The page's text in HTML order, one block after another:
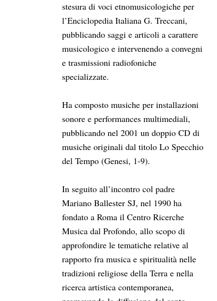
stesura di voci etnomusicologiche per
l’Enciclopedia Italiana G. Treccani,
pubblicando saggi e articoli a carattere
musicologico e intervenendo a convegni
e trasmissioni radiofoniche
specializzate.
Ha composto musiche per installazioni
sonore e performances multimediali,
pubblicando nel 2001 un doppio CD di
musiche originali dal titolo Lo Specchio
del Tempo (Genesi, 1-9).
In seguito all’incontro col padre
Mariano Ballester SJ, nel 1990 ha
fondato a Roma il Centro Ricerche
Musica dal Profondo, allo scopo di
approfondire le tematiche relative al
rapporto fra musica e spiritualità nelle
tradizioni religiose della Terra e nella
ricerca artistica contemporanea,